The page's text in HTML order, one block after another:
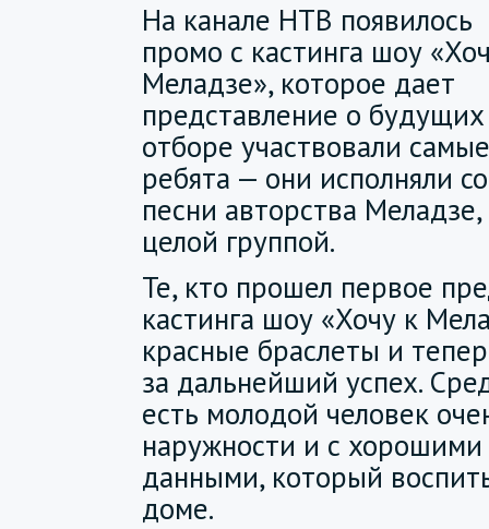
На канале НТВ появилось
промо с кастинга шоу
Меладзе», которое дает
представление о
отборе участвовали
ребята — они исполняли
песни авторства
целой группой.
Те, кто прошел первое
кастинга шоу «Хочу к
красные браслеты и
за дальнейший успех.
есть молодой человек
наружности и с
данными, который
доме.